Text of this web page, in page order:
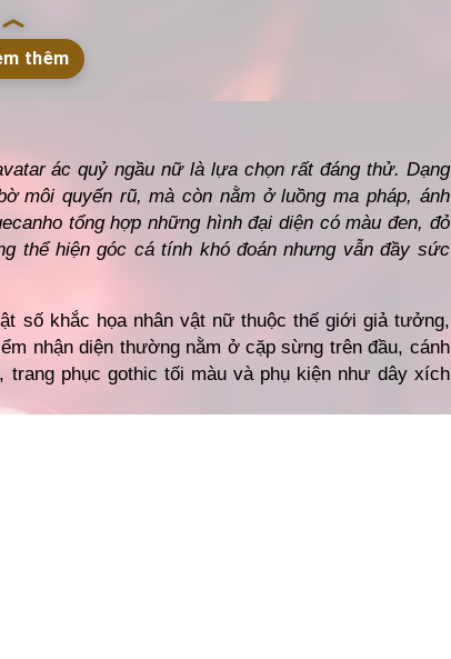
ác quỷ ngầu nữ là lựa chọn rất đáng thử. Dạng
môi quyến rũ, mà còn nằm ở luồng ma pháp, ánh
tổng hợp những hình đại diện có màu đen, đỏ
thể hiện góc cá tính khó đoán nhưng vẫn đầy sức
số khắc họa nhân vật nữ thuộc thế giới giả tưởng,
nhận diện thường nằm ở cặp sừng trên đầu, cánh
phục gothic tối màu và phụ kiện như dây xích